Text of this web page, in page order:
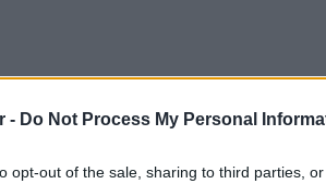
- Do Not Process My Personal
opt-out of the sale, sharing to third parties,